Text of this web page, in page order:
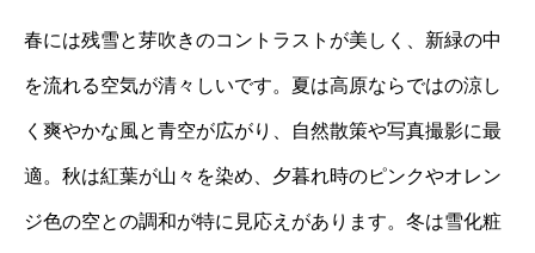
春には残雪と芽吹きのコントラストが美しく、新緑の中
を流れる空気が清々しいです。夏は高原ならではの涼し
く爽やかな風と青空が広がり、自然散策や写真撮影に最
適。秋は紅葉が山々を染め、夕暮れ時のピンクやオレン
ジ色の空との調和が特に見応えがあります。冬は雪化粧